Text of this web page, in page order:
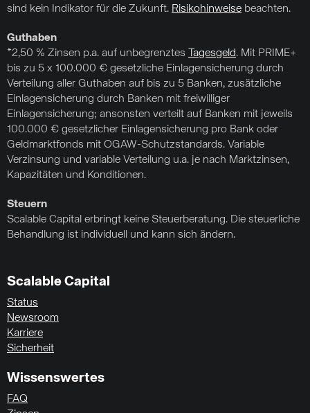
sind kein Indikator für die Zukunft. Risikohinweise beachten.
Guthaben
*2,50 % Zinsen p.a. auf unbegrenztes
Tagesgeld. Mit PRIME+
bis zu 5 x 100.000 € gesetzliche Einlagensicherung durch
Verteilung aller Guthaben auf bis zu 5 Banken, zusätzliche
Einlagensicherung durch Banken mit freiwilliger
Einlagensicherung; ansonsten verteilt auf Banken mit jeweils
100.000 € gesetzlicher Einlagensicherung pro Bank oder
Geldmarktfonds mit OGAW-Schutzstandards. Variable
Verzinsung und variable Verteilung u.a. je nach Marktzinsen,
Kapazitäten und Konditionen.
Steuern
Scalable Capital erbringt keine Steuerberatung. Die steuerliche
Behandlung ist individuell und kann sich ändern.
Scalable Capital
Status
Newsroom
Karriere
Sicherheit
Wissenswertes
FAQ